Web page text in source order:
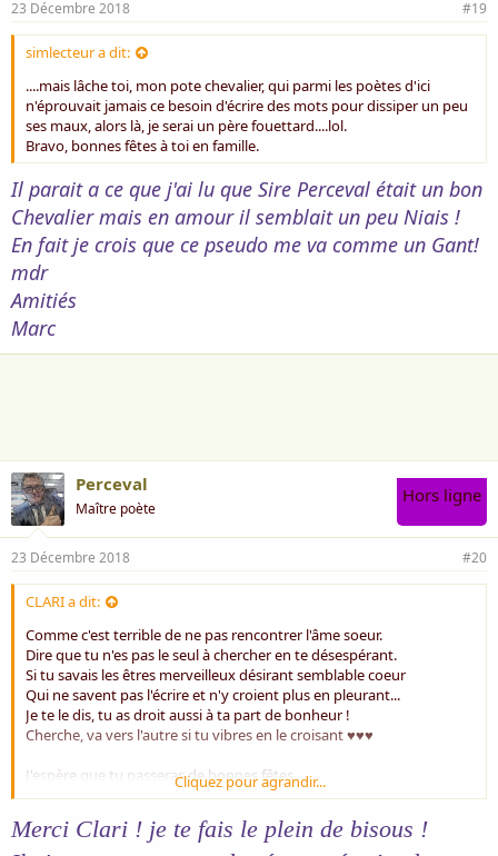
23 Décembre 2018 #19
simlecteur a dit:
....mais lâche toi, mon pote chevalier, qui parmi les poètes d'ici
n'éprouvait jamais ce besoin d'écrire des mots pour dissiper un peu
ses maux, alors là, je serai un père fouettard....lol.
Bravo, bonnes fêtes à toi en famille.
Il parait a ce que j'ai lu que Sire Perceval était un bon
Chevalier mais en amour il semblait un peu Niais !
En fait je crois que ce pseudo me va comme un Gant!
mdr
Amitiés
Marc
Perceval
Maître poète
Hors ligne
23 Décembre 2018 #20
CLARI a dit:
Comme c'est terrible de ne pas rencontrer l'âme soeur.
Dire que tu n'es pas le seul à chercher en te désespérant.
Si tu savais les êtres merveilleux désirant semblable coeur
Qui ne savent pas l'écrire et n'y croient plus en pleurant...
Je te le dis, tu as droit aussi à ta part de bonheur !
Cherche, va vers l'autre si tu vibres en le croisant ♥♥♥
J'espère que tu passeras de bonnes fêtes.
Tous mes voeux pour que les tiens se réalisent.
Amitié sincère
Cliquez pour agrandir...
Merci Clari ! je te fais le plein de bisous !